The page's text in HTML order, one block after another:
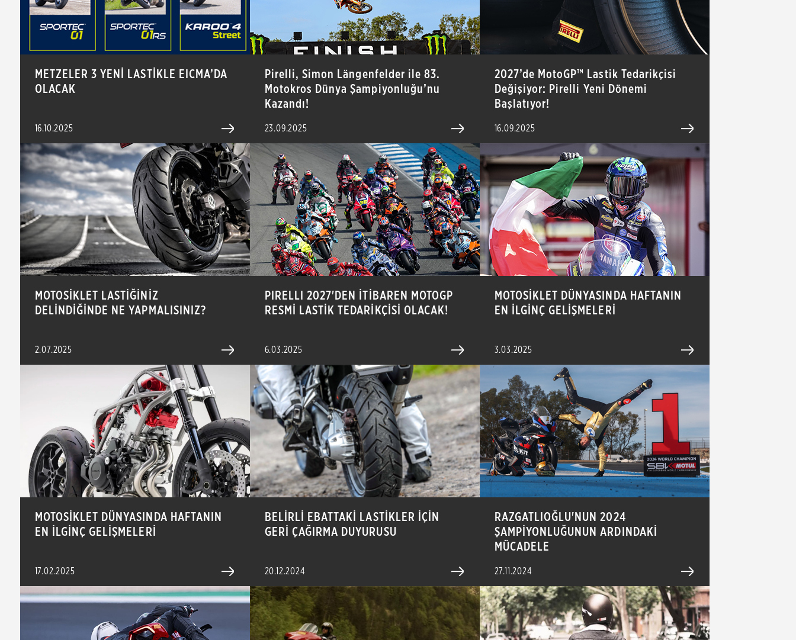
METZELER 3 YENİ LASTİKLE EICMA’DA
OLACAK
16.10.2025
Pirelli, Simon Längenfelder ile 83.
Motokros Dünya Şampiyonluğu’nu
Kazandı!
23.09.2025
2027’de MotoGP™ Lastik Tedarikçisi
Değişiyor: Pirelli Yeni Dönemi
Başlatıyor!
16.09.2025
MOTOSİKLET LASTİĞİNİZ
DELİNDİĞİNDE NE YAPMALISINIZ?
2.07.2025
PIRELLI 2027'DEN İTİBAREN MOTOGP
RESMİ LASTİK TEDARİKÇİSİ OLACAK!
6.03.2025
MOTOSİKLET DÜNYASINDA HAFTANIN
EN İLGİNÇ GELİŞMELERİ
3.03.2025
MOTOSİKLET DÜNYASINDA HAFTANIN
EN İLGİNÇ GELİŞMELERİ
17.02.2025
BELİRLİ EBATTAKİ LASTİKLER İÇİN
GERİ ÇAĞIRMA DUYURUSU
20.12.2024
RAZGATLIOĞLU'NUN 2024
ŞAMPİYONLUĞUNUN ARDINDAKİ
MÜCADELE
27.11.2024